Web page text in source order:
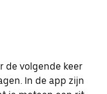
de volgende keer
In de app zijn